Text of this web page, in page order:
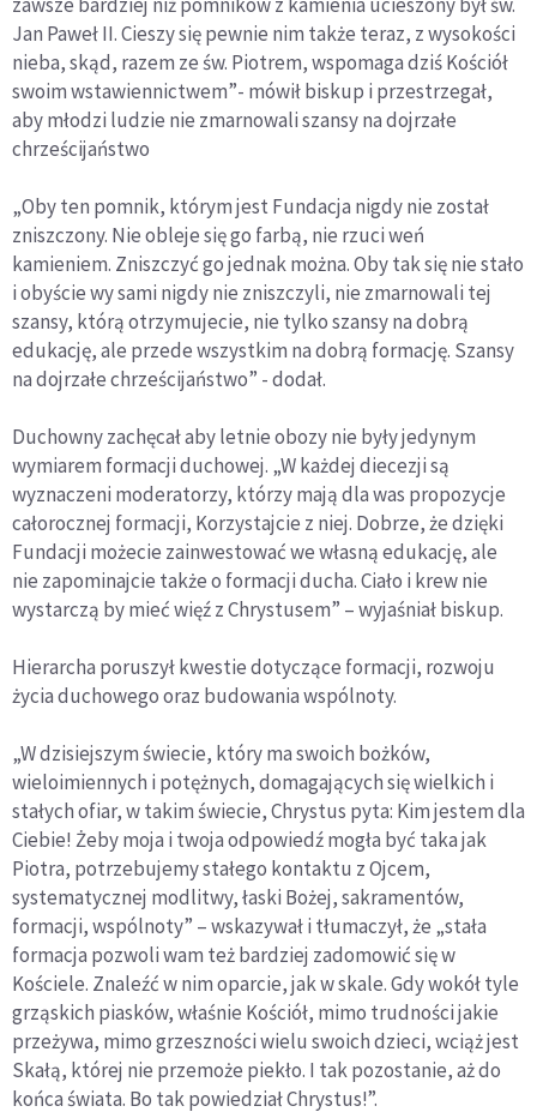
Jan Paweł II. Cieszy się pewnie nim także teraz, z wysokości
nieba, skąd, razem ze św. Piotrem, wspomaga dziś Kościół
swoim wstawiennictwem”- mówił biskup i przestrzegał,
aby młodzi ludzie nie zmarnowali szansy na dojrzałe
chrześcijaństwo
„Oby ten pomnik, którym jest Fundacja nigdy nie został
zniszczony. Nie obleje się go farbą, nie rzuci weń
kamieniem. Zniszczyć go jednak można. Oby tak się nie stało
i obyście wy sami nigdy nie zniszczyli, nie zmarnowali tej
szansy, którą otrzymujecie, nie tylko szansy na dobrą
edukację, ale przede wszystkim na dobrą formację. Szansy
na dojrzałe chrześcijaństwo” - dodał.
Duchowny zachęcał aby letnie obozy nie były jedynym
wymiarem formacji duchowej. „W każdej diecezji są
wyznaczeni moderatorzy, którzy mają dla was propozycje
całorocznej formacji, Korzystajcie z niej. Dobrze, że dzięki
Fundacji możecie zainwestować we własną edukację, ale
nie zapominajcie także o formacji ducha. Ciało i krew nie
wystarczą by mieć więź z Chrystusem” – wyjaśniał biskup.
Hierarcha poruszył kwestie dotyczące formacji, rozwoju
życia duchowego oraz budowania wspólnoty.
„W dzisiejszym świecie, który ma swoich bożków,
wieloimiennych i potężnych, domagających się wielkich i
stałych ofiar, w takim świecie, Chrystus pyta: Kim jestem dla
Ciebie! Żeby moja i twoja odpowiedź mogła być taka jak
Piotra, potrzebujemy stałego kontaktu z Ojcem,
systematycznej modlitwy, łaski Bożej, sakramentów,
formacji, wspólnoty” – wskazywał i tłumaczył, że „stała
formacja pozwoli wam też bardziej zadomowić się w
Kościele. Znaleźć w nim oparcie, jak w skale. Gdy wokół tyle
grząskich piasków, właśnie Kościół, mimo trudności jakie
przeżywa, mimo grzeszności wielu swoich dzieci, wciąż jest
Skałą, której nie przemoże piekło. I tak pozostanie, aż do
końca świata. Bo tak powiedział Chrystus!”.